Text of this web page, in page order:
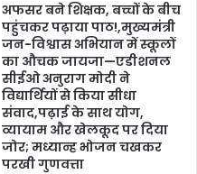
अफसर बने शिक्षक, बच्चों के बीच
पहुंचकर पढ़ाया पाठ!,मुख्यमंत्री
जन-विश्वास अभियान में स्कूलों
का औचक जायजा—एडीशनल
सीईओ अनुराग मोदी ने
विद्यार्थियों से किया सीधा
संवाद,पढ़ाई के साथ योग,
व्यायाम और खेलकूद पर दिया
जोर; मध्यान्ह भोजन चखकर
परखी गुणवत्ता